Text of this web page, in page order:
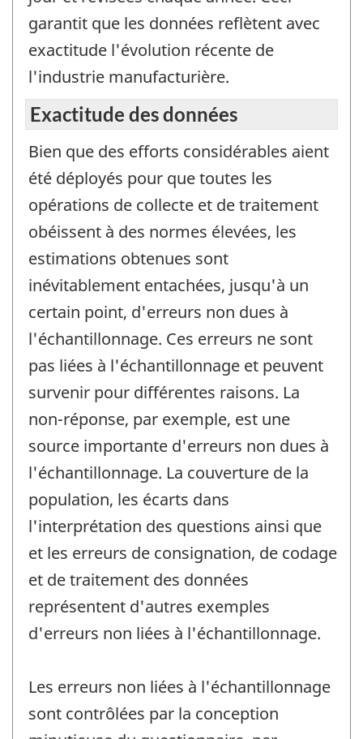
garantit que les données reflètent avec
exactitude l'évolution récente de
l'industrie manufacturière.
Exactitude des données
Bien que des efforts considérables aient
été déployés pour que toutes les
opérations de collecte et de traitement
obéissent à des normes élevées, les
estimations obtenues sont
inévitablement entachées, jusqu'à un
certain point, d'erreurs non dues à
l'échantillonnage. Ces erreurs ne sont
pas liées à l'échantillonnage et peuvent
survenir pour différentes raisons. La
non-réponse, par exemple, est une
source importante d'erreurs non dues à
l'échantillonnage. La couverture de la
population, les écarts dans
l'interprétation des questions ainsi que
et les erreurs de consignation, de codage
et de traitement des données
représentent d'autres exemples
d'erreurs non liées à l'échantillonnage.
Les erreurs non liées à l'échantillonnage
sont contrôlées par la conception